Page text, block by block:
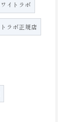
イトラボ
ラボ正規店